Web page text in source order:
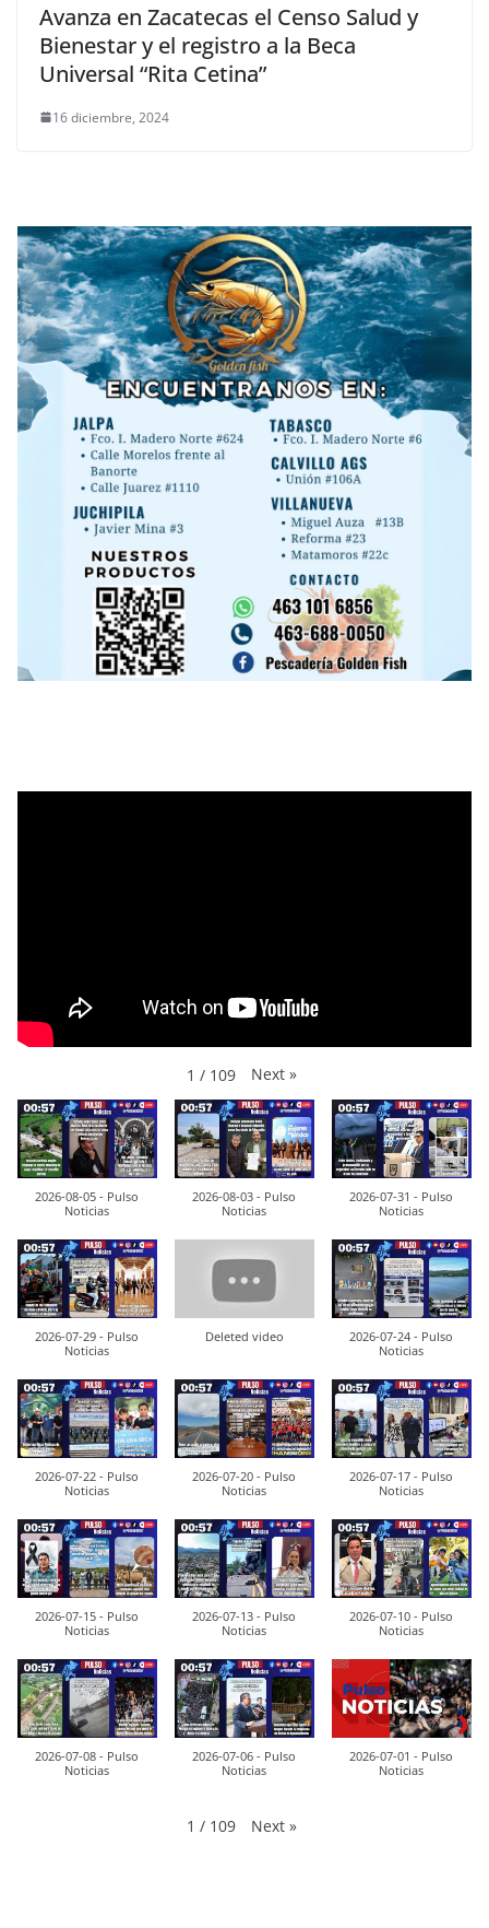
Avanza en Zacatecas el Censo Salud y
Bienestar y el registro a la Beca
Universal “Rita Cetina”
16 diciembre, 2024
1 / 109 Next »
2026-08-05 - Pulso
Noticias
2026-08-03 - Pulso
Noticias
2026-07-31 - Pulso
Noticias
2026-07-29 - Pulso
Noticias
Deleted video
2026-07-24 - Pulso
Noticias
2026-07-22 - Pulso
Noticias
2026-07-20 - Pulso
Noticias
2026-07-17 - Pulso
Noticias
2026-07-15 - Pulso
Noticias
2026-07-13 - Pulso
Noticias
2026-07-10 - Pulso
Noticias
2026-07-08 - Pulso
Noticias
2026-07-06 - Pulso
Noticias
2026-07-01 - Pulso
Noticias
1 / 109 Next »